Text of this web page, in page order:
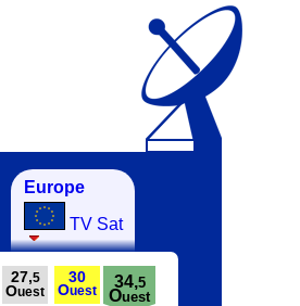
Europe
TV Sat
27,5
Ouest
30
Ouest 34,5
Ouest